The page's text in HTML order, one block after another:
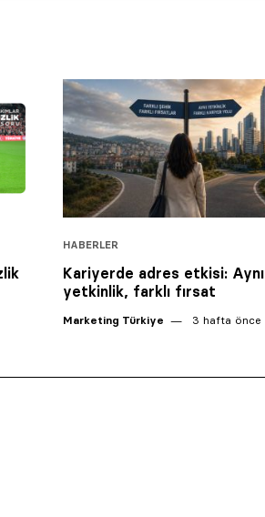
HABERLER
Kariyerde adres etkisi: Aynı
yetkinlik, farklı fırsat
Marketing Türkiye 3 hafta önce